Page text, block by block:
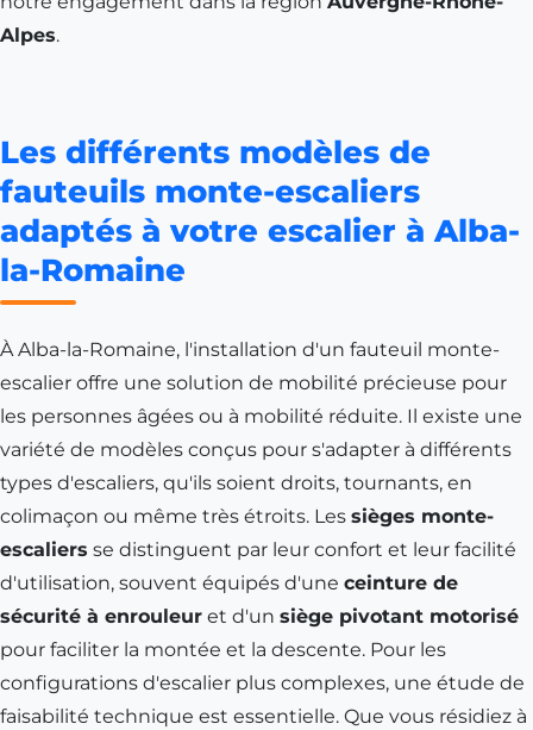
Alpes.
Les différents modèles de
fauteuils monte-escaliers
adaptés à votre escalier à Alba-
la-Romaine
À Alba-la-Romaine, l'installation d'un fauteuil monte-
escalier offre une solution de mobilité précieuse pour
les personnes âgées ou à mobilité réduite. Il existe une
variété de modèles conçus pour s'adapter à différents
types d'escaliers, qu'ils soient droits, tournants, en
colimaçon ou même très étroits. Les sièges monte-
escaliers se distinguent par leur confort et leur facilité
d'utilisation, souvent équipés d'une ceinture de
sécurité à enrouleur et d'un siège pivotant motorisé
pour faciliter la montée et la descente. Pour les
configurations d'escalier plus complexes, une étude de
faisabilité technique est essentielle. Que vous résidiez à